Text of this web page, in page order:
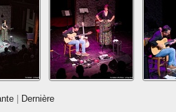
Dernière